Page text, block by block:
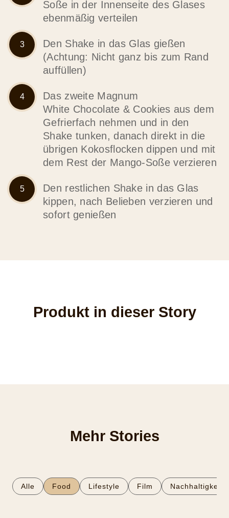
Soße in der Innenseite des Glases
ebenmäßig verteilen
Den Shake in das Glas gießen
(Achtung: Nicht ganz bis zum Rand
auffüllen)
Das zweite Magnum
White Chocolate & Cookies aus dem
Gefrierfach nehmen und in den
Shake tunken, danach direkt in die
übrigen Kokosflocken dippen und mit
dem Rest der Mango-Soße verzieren
Den restlichen Shake in das Glas
kippen, nach Belieben verzieren und
sofort genießen
Produkt in dieser Story
Mehr Stories
Alle Food Lifestyle Film Nachhaltigkeit